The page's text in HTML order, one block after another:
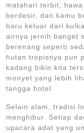
matahari terbit,
berdesir, dan kamu
baru keluar dari
airnya jernih banget
berenang seperti
hutan tropisnya pun
kadang bikin kita
monyet yang lebih
tangga hotel.
Selain alam, tradisi
menghibur. Setiap
upacara adat yang